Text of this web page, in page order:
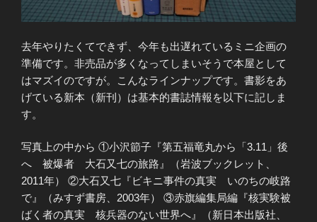
去年やりたくてできず、今年も出遅れているミニ企画の
準備です。非売品が多くなってしまいそうで本屋として
はマズイのですが。こんなラインナップです。書影をあ
げている新本（新刊）は基本的書誌情報を以下に記しま
す。
写真上の中から ①小沢節子『第五福竜丸から「3.11」後
へ 被爆者 大石又七の旅路』（岩波ブックレット、
2011年） ②大石又七『ビキニ事件の真実 いのちの岐路
で』（みすず書房、2003年） ③赤旗編集局編『核実験被
ばく者の真実 核兵器のない世界へ』（新日本出版社、